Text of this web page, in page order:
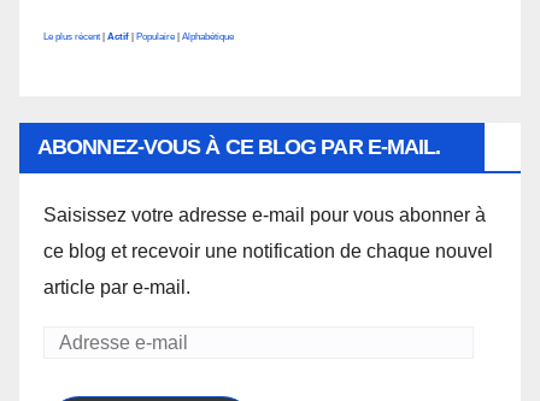
Le plus récent Actif Populaire Alphabétique
ABONNEZ-VOUS À CE BLOG PAR E-MAIL.
Saisissez votre adresse e-mail pour vous abonner à
ce blog et recevoir une notification de chaque nouvel
article par e-mail.
Adresse